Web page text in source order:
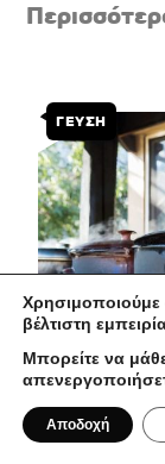
a b u
b
6 Αυγούστου
ΓΕΥΣΗ
βέλτιστη
Μπορείτε να
Αποδοχή